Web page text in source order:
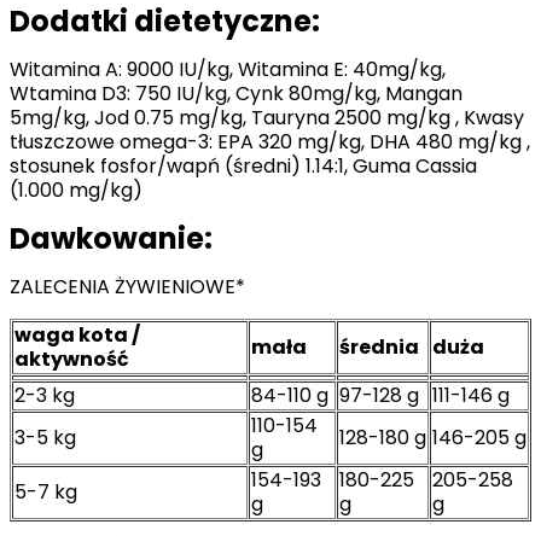
Dodatki dietetyczne:
Witamina A: 9000 IU/kg, Witamina E: 40mg/kg,
Wtamina D3: 750 IU/kg, Cynk 80mg/kg, Mangan
5mg/kg, Jod 0.75 mg/kg, Tauryna 2500 mg/kg , Kwasy
tłuszczowe omega-3: EPA 320 mg/kg, DHA 480 mg/kg ,
stosunek fosfor/wapń (średni) 1.14:1, Guma Cassia
(1.000 mg/kg)
Dawkowanie:
ZALECENIA ŻYWIENIOWE*
waga kota /
aktywność
mała średnia duża
2-3 kg
84-110 g 97-128 g 111-146 g
3-5 kg
110-154
g
128-180 g 146-205 g
5-7 kg
154-193
g
180-225
g
205-258
g